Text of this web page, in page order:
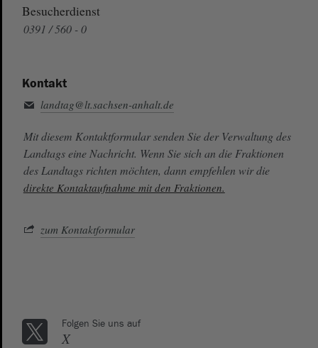
Besucherdienst
0391 / 560 - 0
Kontakt
landtag@lt.sachsen-anhalt.de
Mit diesem Kontaktformular senden Sie der Verwaltung des
Landtags eine Nachricht. Wenn Sie sich an die Fraktionen
des Landtags richten möchten, dann empfehlen wir die
direkte Kontaktaufnahme mit den Fraktionen.
zum Kontaktformular
Folgen Sie uns auf
X